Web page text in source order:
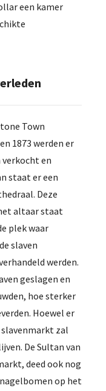
een kamer
Town
1873 werden er
verkocht en
staat er een
Deze
altaar staat
plek waar
slaven
werden.
geslagen en
hoe sterker
Hoewel er
zal
De Sultan van
deed ook nog
op het